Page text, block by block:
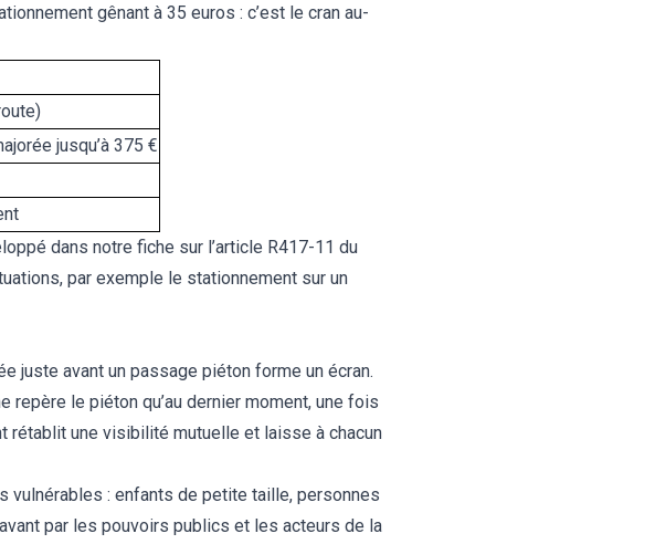
gênant à 35 euros : c’est le cran au-
jusqu’à 375 €
dans notre fiche sur l’article R417-11 du
par exemple le stationnement sur un
juste avant un passage piéton forme un écran.
repère le piéton qu’au dernier moment, une fois
rétablit une visibilité mutuelle et laisse à chacun
: enfants de petite taille, personnes
par les pouvoirs publics et les acteurs de la